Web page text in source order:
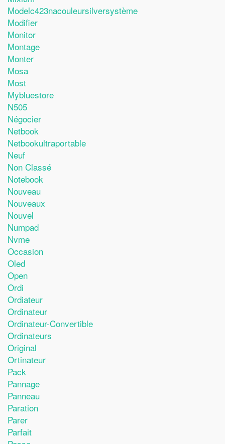
Modelc423nacouleursilversystème
Modifier
Monitor
Montage
Monter
Mosa
Most
Mybluestore
N505
Négocier
Netbook
Netbookultraportable
Neuf
Non Classé
Notebook
Nouveau
Nouveaux
Nouvel
Numpad
Nvme
Occasion
Oled
Open
Ordi
Ordiateur
Ordinateur
Ordinateur-Convertible
Ordinateurs
Original
Ortinateur
Pack
Pannage
Panneau
Paration
Parer
Parfait